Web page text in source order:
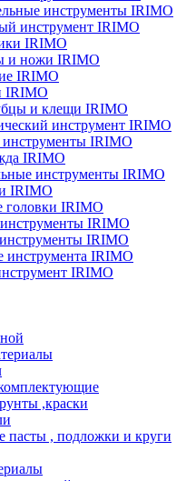
инструменты IRIMO
инструмент IRIMO
IRIMO
и ножи IRIMO
IRIMO
IRIMO
и клещи IRIMO
инструмент IRIMO
IRIMO
IRIMO
инструменты IRIMO
IRIMO
головки IRIMO
IRIMO
IRIMO
инструмента IRIMO
IRIMO
,краски
пасты , подложки и круги